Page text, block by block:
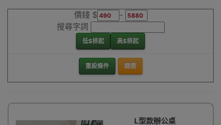
價錢 $
-
搜尋字詞
低$排起 高$排起
重設條件 篩選
L型款辦公桌